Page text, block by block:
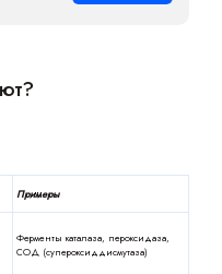
Примеры
Ферменты каталаза, пероксидаза,
СОД (супероксиддисмутаза)